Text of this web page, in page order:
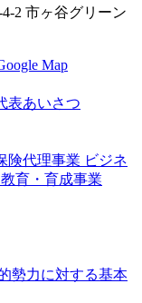
2 市ヶ谷グリーン
Map
表あいさつ
険代理事業 ビジネ
教育・育成事業
勢力に対する基本